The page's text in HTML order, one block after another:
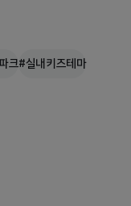
크#실내키즈테마